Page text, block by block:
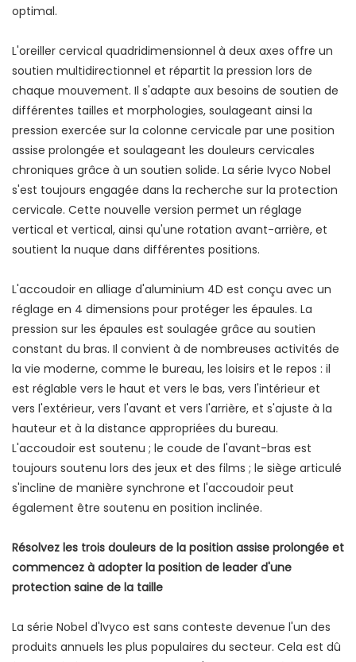
optimal.
L'oreiller cervical quadridimensionnel à deux axes offre un
soutien multidirectionnel et répartit la pression lors de
chaque mouvement. Il s'adapte aux besoins de soutien de
différentes tailles et morphologies, soulageant ainsi la
pression exercée sur la colonne cervicale par une position
assise prolongée et soulageant les douleurs cervicales
chroniques grâce à un soutien solide. La série Ivyco Nobel
s'est toujours engagée dans la recherche sur la protection
cervicale. Cette nouvelle version permet un réglage
vertical et vertical, ainsi qu'une rotation avant-arrière, et
soutient la nuque dans différentes positions.
L'accoudoir en alliage d'aluminium 4D est conçu avec un
réglage en 4 dimensions pour protéger les épaules. La
pression sur les épaules est soulagée grâce au soutien
constant du bras. Il convient à de nombreuses activités de
la vie moderne, comme le bureau, les loisirs et le repos : il
est réglable vers le haut et vers le bas, vers l'intérieur et
vers l'extérieur, vers l'avant et vers l'arrière, et s'ajuste à la
hauteur et à la distance appropriées du bureau.
L'accoudoir est soutenu ; le coude de l'avant-bras est
toujours soutenu lors des jeux et des films ; le siège articulé
s'incline de manière synchrone et l'accoudoir peut
également être soutenu en position inclinée.
Résolvez les trois douleurs de la position assise prolongée et
commencez à adopter la position de leader d'une
protection saine de la taille
La série Nobel d'Ivyco est sans conteste devenue l'un des
produits annuels les plus populaires du secteur. Cela est dû